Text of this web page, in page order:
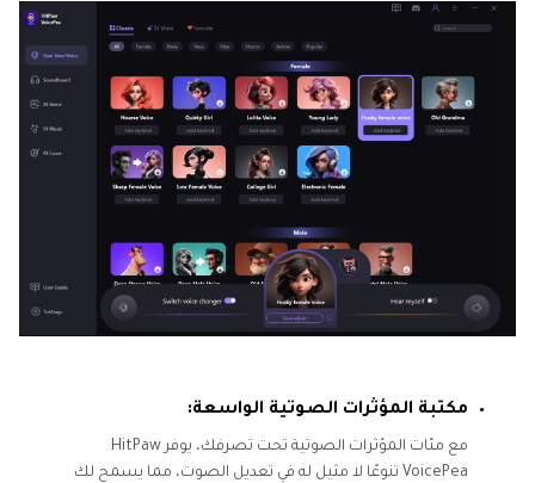
مكتبة المؤثرات الصوتية الواسعة:
مع مئات المؤثرات الصوتية تحت تصرفك، يوفر HitPaw
VoicePea تنوعًا لا مثيل له في تعديل الصوت، مما يسمح لك